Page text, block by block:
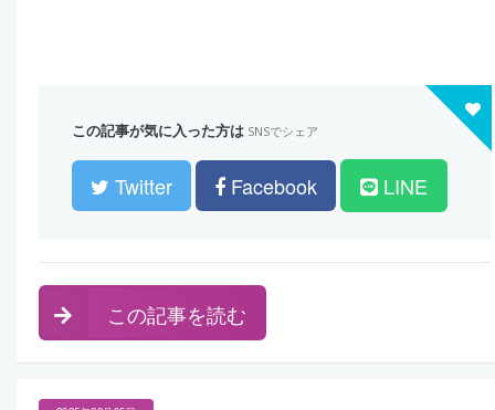
この記事が気に入った方は SNSでシェア
Twitter Facebook LINE
この記事を読む